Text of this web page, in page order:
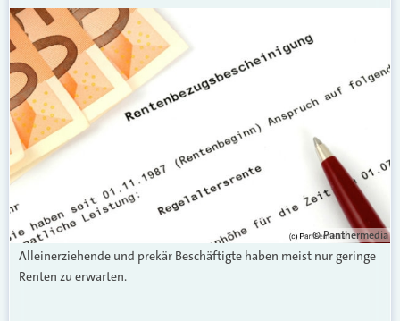
© Panthermedia
Alleinerziehende und prekär Beschäftigte haben meist nur geringe
Renten zu erwarten.